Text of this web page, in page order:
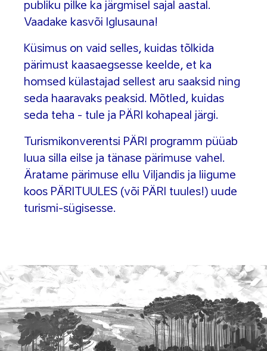
publiku pilke ka järgmisel sajal aastal.
Vaadake kasvõi Iglusauna!
Küsimus on vaid selles, kuidas tõlkida
pärimust kaasaegsesse keelde, et ka
homsed külastajad sellest aru saaksid ning
seda haaravaks peaksid. Mõtled, kuidas
seda teha - tule ja PÄRI kohapeal järgi.
Turismikonverentsi PÄRI programm püüab
luua silla eilse ja tänase pärimuse vahel.
Äratame pärimuse ellu Viljandis ja liigume
koos PÄRITUULES (või PÄRI tuules!) uude
turismi-sügisesse.